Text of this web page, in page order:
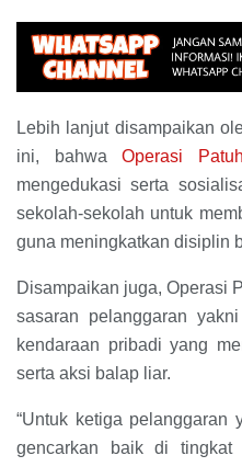
Lebih lanjut disampaikan
ini, bahwaOperasi Patuh
mengedukasi serta
sekolah-sekolah untuk
guna meningkatkan disiplin
Disampaikan juga, Operasi
sasaran pelanggaran
kendaraan pribadi yang
serta aksi balap liar.
“Untuk ketiga pelanggaran
gencarkan baik di tingkat